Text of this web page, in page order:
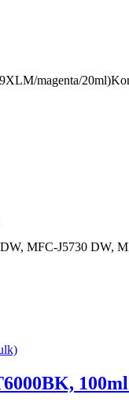
magenta/
MFC-J5730